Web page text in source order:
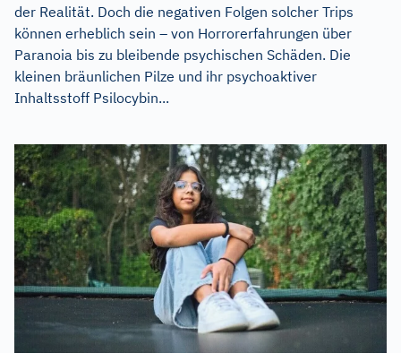
der Realität. Doch die negativen Folgen solcher Trips
können erheblich sein – von Horrorerfahrungen über
Paranoia bis zu bleibende psychischen Schäden. Die
kleinen bräunlichen Pilze und ihr psychoaktiver
Inhaltsstoff Psilocybin...